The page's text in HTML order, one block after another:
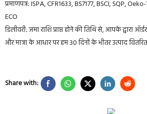
प्रमाणपत्र: ISPA, CFR1633, BS7177, BSCI, SQP,
ECO
डिलीवरी: जमा राशि प्राप्त होने की तिथि से, आपके द्वारा
और मात्रा के आधार पर हम 30 दिनों के भीतर उत्पाद
Share with: